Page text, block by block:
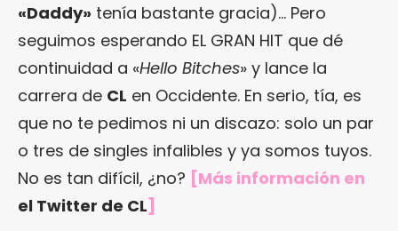
«Daddy» tenía bastante gracia)… Pero
seguimos esperando EL GRAN HIT que dé
continuidad a «Hello Bitches» y lance la
carrera de CL en Occidente. En serio, tía, es
que no te pedimos ni un discazo: solo un par
o tres de singles infalibles y ya somos tuyos.
No es tan difícil, ¿no? [Más información en
el Twitter de CL]